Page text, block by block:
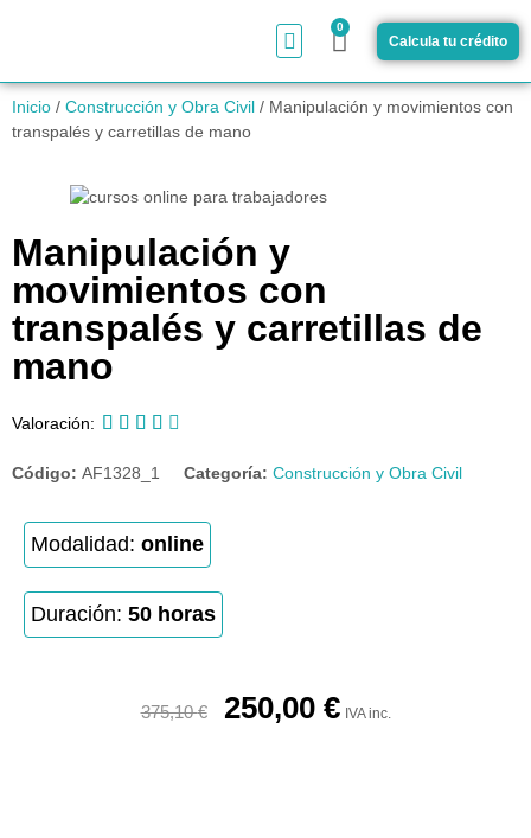
0
Calcula tu crédito
Inicio / Construcción y Obra Civil / Manipulación y movimientos con
transpalés y carretillas de mano
Manipulación y
movimientos con
transpalés y carretillas de
mano
Valoración:     
Código: AF1328_1 Categoría: Construcción y Obra Civil
Modalidad: online
Duración: 50 horas
375,10€ 250,00 € IVA inc.